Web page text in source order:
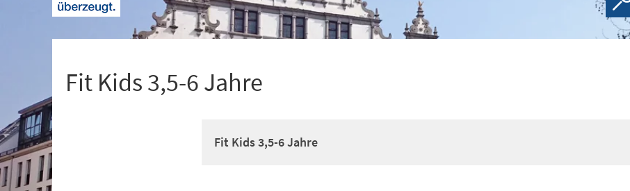
Fit Kids 3,5-6 Jahre
Fit Kids 3,5-6 Jahre